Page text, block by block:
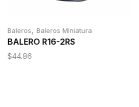
Baleros, Baleros Miniatura
BALERO R16-2RS
$44.86